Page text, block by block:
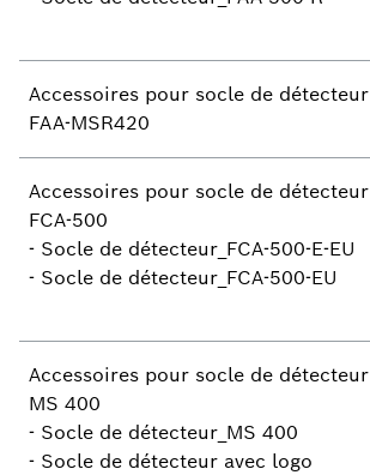
Accessoires pour socle de détecteur
FAA-MSR420
Accessoires pour socle de détecteur
FCA-500
- Socle de détecteur_FCA-500-E-EU
- Socle de détecteur_FCA-500-EU
Accessoires pour socle de détecteur
MS 400
- Socle de détecteur_MS 400
- Socle de détecteur avec logo